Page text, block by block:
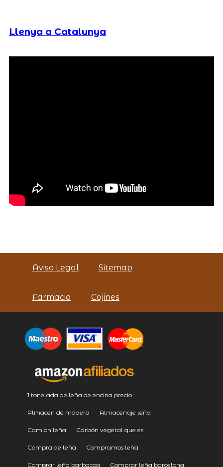
Llenya a Catalunya
Aviso Legal Sitemap
Farmacia Cojines
1 tonelada de leña de encina precio
Almacen de madera Almacenaje leña
Camion leña Carbón vegetal que es
Compra de leña Compramos leña
Comprar leña barbacoa Comprar leña barcelona